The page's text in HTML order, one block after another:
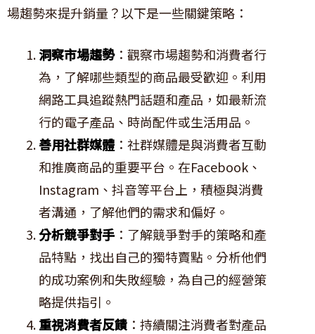
場趨勢來提升銷量？以下是一些關鍵策略：
洞察市場趨勢：觀察市場趨勢和消費者行
為，了解哪些類型的商品最受歡迎。利用
網路工具追蹤熱門話題和產品，如最新流
行的電子產品、時尚配件或生活用品。
善用社群媒體 ：社群媒體是與消費者互動
和推廣商品的重要平台。在Facebook、
Instagram、抖音等平台上，積極與消費
者溝通，了解他們的需求和偏好。
分析競爭對手 ：了解競爭對手的策略和產
品特點，找出自己的獨特賣點。分析他們
的成功案例和失敗經驗，為自己的經營策
略提供指引。
重視消費者反饋 ：持續關注消費者對產品